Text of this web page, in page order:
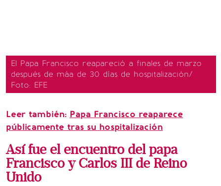
El Papa Francisco reapareció a finales de marzo
después de máa de 30 días de hospitalización/
Foto: EFE
Leer también: Papa Francisco reaparece
públicamente tras su hospitalización
Así fue el encuentro del papa
Francisco y Carlos III de Reino
Unido